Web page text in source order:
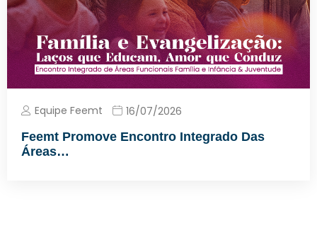
Equipe Feemt
16/07/2026
Feemt Promove Encontro Integrado Das
Áreas…